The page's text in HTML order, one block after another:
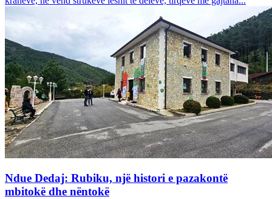
Ndue Dedaj: Rubiku, një histori e pazakontë
mbitokë dhe nëntokë